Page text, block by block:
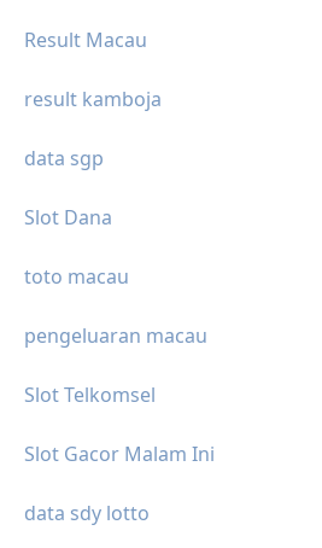
Result Macau
result kamboja
data sgp
Slot Dana
toto macau
pengeluaran macau
Slot Telkomsel
Slot Gacor Malam Ini
data sdy lotto